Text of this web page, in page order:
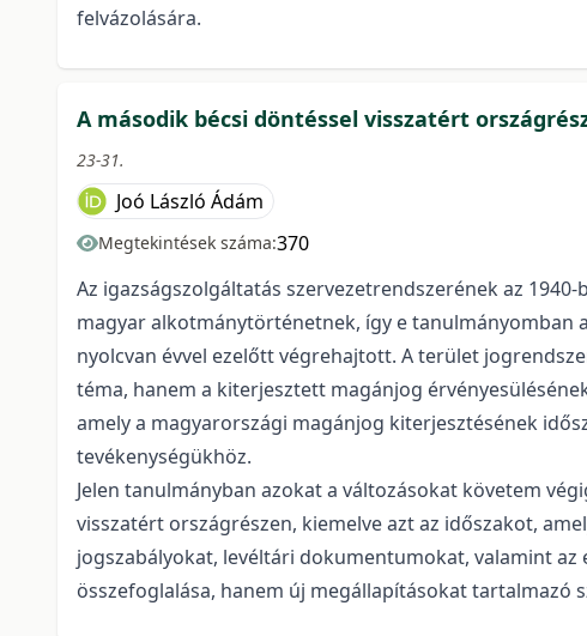
felvázolására.
A második bécsi döntéssel visszatért
23-31.
Joó László Ádám
Megtekintések száma:370
Az igazságszolgáltatás szervezetrendszerének az
magyar alkotmánytörténetnek, így e tanulmányomban
nyolcvan évvel ezelőtt végrehajtott. A terület
téma, hanem a kiterjesztett magánjog
amely a magyarországi magánjog kiterjesztésének
tevékenységükhöz.
Jelen tanulmányban azokat a változásokat követem
visszatért országrészen, kiemelve azt az időszakot,
jogszabályokat, levéltári dokumentumokat, valamint
összefoglalása, hanem új megállapításokat tartalmazó